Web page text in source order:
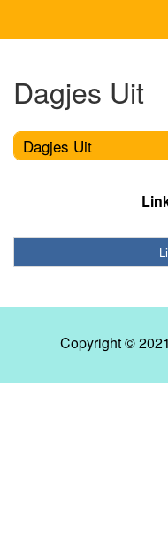
Dagjes Uit
Dagjes Uit
Copyright ©